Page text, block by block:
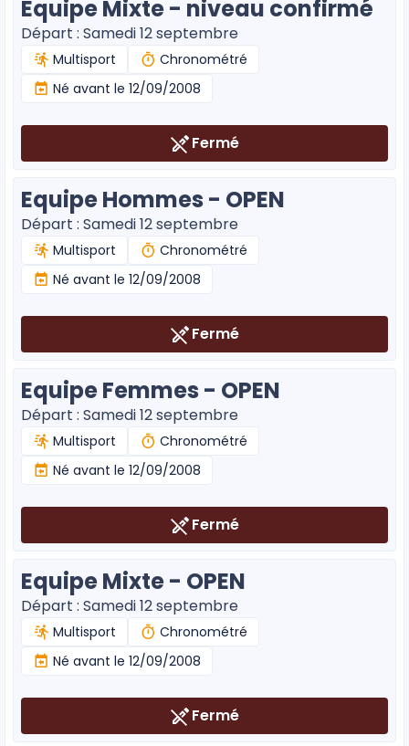
Equipe Mixte - niveau confirmé
Départ : Samedi 12 septembre
Multisport
Chronométré
Né avant le 12/09/2008
Fermé
Equipe Hommes - OPEN
Départ : Samedi 12 septembre
Multisport
Chronométré
Né avant le 12/09/2008
Fermé
Equipe Femmes - OPEN
Départ : Samedi 12 septembre
Multisport
Chronométré
Né avant le 12/09/2008
Fermé
Equipe Mixte - OPEN
Départ : Samedi 12 septembre
Multisport
Chronométré
Né avant le 12/09/2008
Fermé